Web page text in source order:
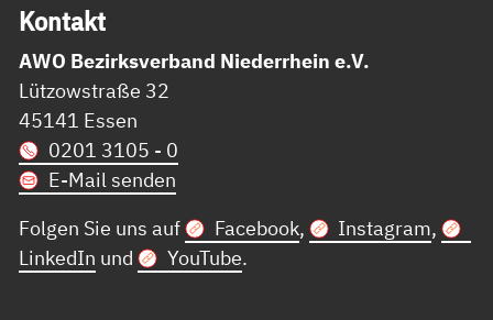
Kon­takt
AWO Bezirksverband Niederrhein e.V.
Lützowstraße 32
45141 Essen
0201 3105 - 0
E-Mail senden
Folgen Sie uns auf
Facebook, Instagram,
LinkedIn und YouTube.